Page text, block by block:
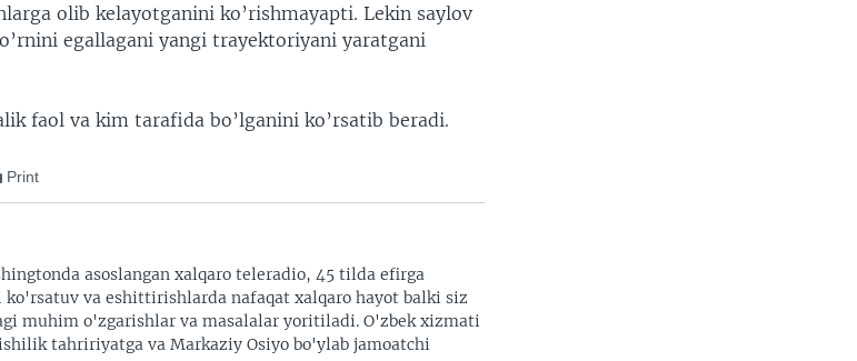
olib kelayotganini ko’rishmayapti. Lekin saylov
egallagani yangi trayektoriyani yaratgani
faol va kim tarafida bo’lganini ko’rsatib beradi.
Print
asoslangan xalqaro teleradio, 45 tilda efirga
va eshittirishlarda nafaqat xalqaro hayot balki siz
muhim o'zgarishlar va masalalar yoritiladi. O'zbek xizmati
tahririyatga va Markaziy Osiyo bo'ylab jamoatchi